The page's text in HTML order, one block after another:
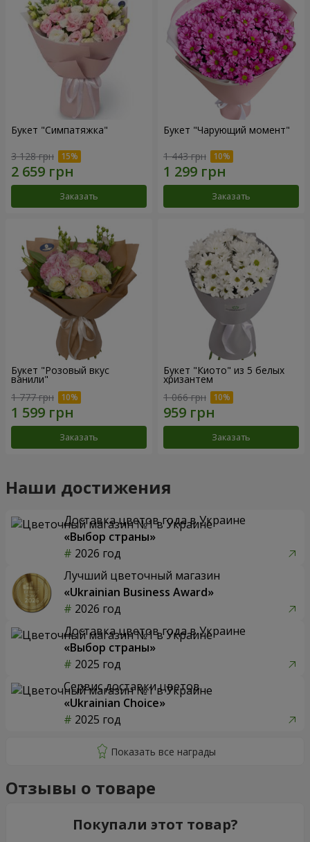
Букет "Симпатяжка"
3 128 грн
Заказать
Букет "Чарующий момент"
1 443 грн
Заказать
Букет "Розовый вкус
ванили"
1 777 грн
Заказать
Букет "Киото" из 5 белых
хризантем
1 066 грн
Заказать
Наши достижения
Доставка цветов года в Украине
«Выбор страны»
2026 год
Лучший цветочный магазин
«Ukrainian Business Award»
2026 год
Доставка цветов года в Украине
«Выбор страны»
2025 год
Сервис доставки цветов
«Ukrainian Choice»
2025 год
Отзывы о товаре
Покупали этот товар?